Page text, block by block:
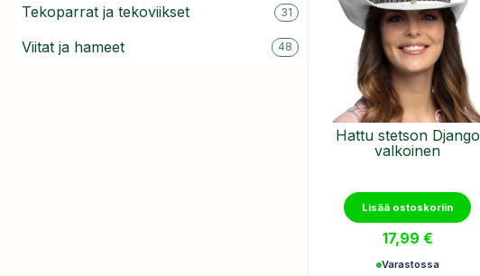
Tekoparrat ja tekoviikset 31
Viitat ja hameet 48
Hattu stetson Django
valkoinen
Lisää ostoskoriin
17,99 €
Varastossa